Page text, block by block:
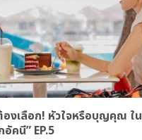
องเลือก! หัวใจหรือบุญคุณ ใน
คนี” EP.5